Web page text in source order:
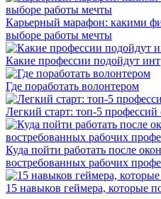
Карьерный марафон: какими
выборе работы мечты
Какие профессии подойдут
Где поработать волонтером
Легкий старт: топ-5
Куда пойти работать после
востребованных рабочих
15 навыков геймера, которые